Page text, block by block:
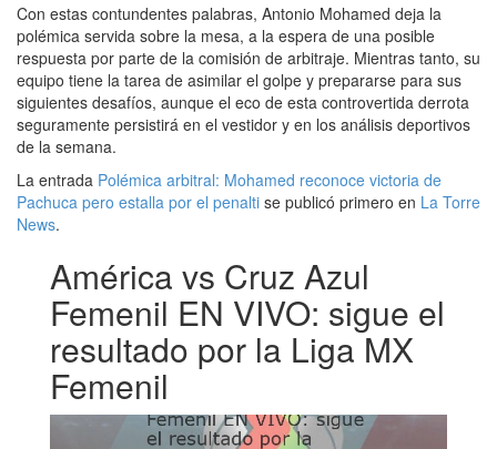
Con estas contundentes palabras, Antonio Mohamed deja la
polémica servida sobre la mesa, a la espera de una posible
respuesta por parte de la comisión de arbitraje. Mientras tanto, su
equipo tiene la tarea de asimilar el golpe y prepararse para sus
siguientes desafíos, aunque el eco de esta controvertida derrota
seguramente persistirá en el vestidor y en los análisis deportivos
de la semana.
La entrada Polémica arbitral: Mohamed reconoce victoria de
Pachuca pero estalla por el penalti se publicó primero en La Torre
News.
América vs Cruz Azul
Femenil EN VIVO: sigue el
resultado por la Liga MX
Femenil